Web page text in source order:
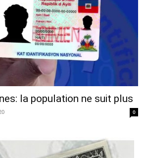
la population ne suit plus
0